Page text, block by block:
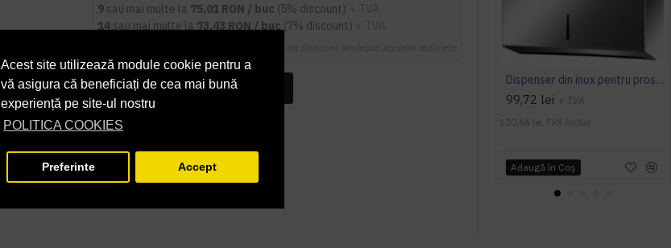
Acest site utilizează module cookie pentru a
vă asigura că beneficiați de cea mai bună
experiență pe site-ul nostru
POLITICA COOKIES
Preferinte Accept
9 sau mai multe la 75,01 RON / buc (5% discount)
14 sau mai multe la 73,43 RON / buc (7% discount)
INTREABA DESPRE ACEST PRODUS
Dispenser din inox pentru prosoape pliate, AQAS
99,72 lei + TVA
120,66 lei TVA inclus
Adaugă în Coş